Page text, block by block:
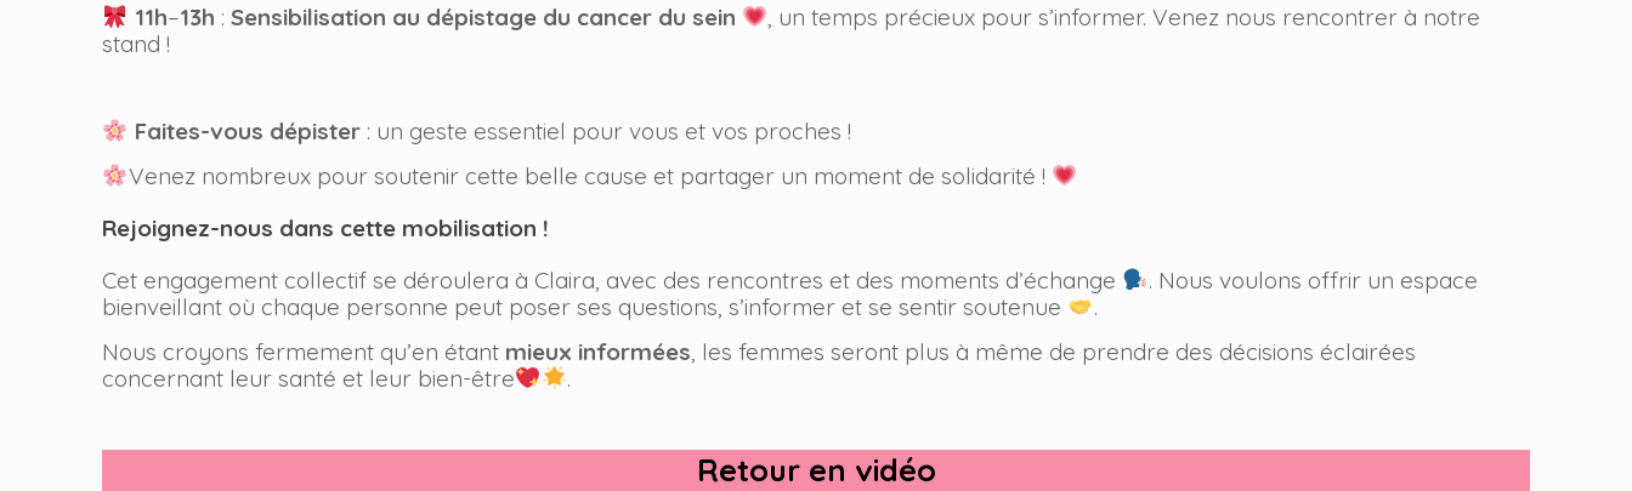
11h–13h : Sensibilisation au dépistage du cancer du sein
, un temps précieux pour s’informer. Venez nous rencontrer à notre
stand !
Faites-vous dépister: un geste essentiel pour vous et vos proches !
Venez nombreux pour soutenir cette belle cause et partager un moment de solidarité !
Rejoignez-nous dans cette mobilisation !
Cet engagement collectif se déroulera à Claira, avec des rencontres et des moments d’échange
. Nous voulons offrir un espace
bienveillant où chaque personne peut poser ses questions, s’informer et se sentir soutenue
.
Nous croyons fermement qu’en étant mieux informées, les femmes seront plus à même de prendre des décisions éclairées
concernant leur santé et leur bien-être
.
Retour en vidéo